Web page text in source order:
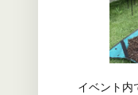
イベント内